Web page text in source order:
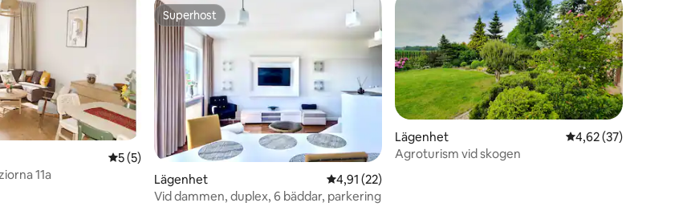
4 omdömen 5 av 5 i genomsnittligt betyg, 5 omdömen
5 (5)
11a
Superhost
Superhost
Lägenhet 4,91 av 5 i genomsnittligt betyg, 22 omdömen
4,91 (22)
Vid dammen, duplex, 6 bäddar, parkering
Lägenhet 4,62 av 5 i
4,62 (37)
Agroturism vid skogen